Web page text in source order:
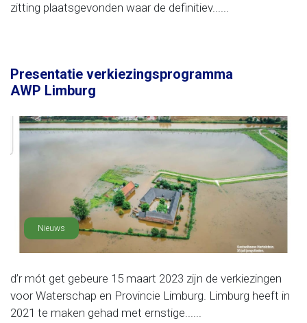
zitting plaatsgevonden waar de definitiev......
Presentatie verkiezingsprogramma
AWP Limburg
Nieuws
d’r mót get gebeure 15 maart 2023 zijn de verkiezingen
voor Waterschap en Provincie Limburg. Limburg heeft in
2021 te maken gehad met ernstige......